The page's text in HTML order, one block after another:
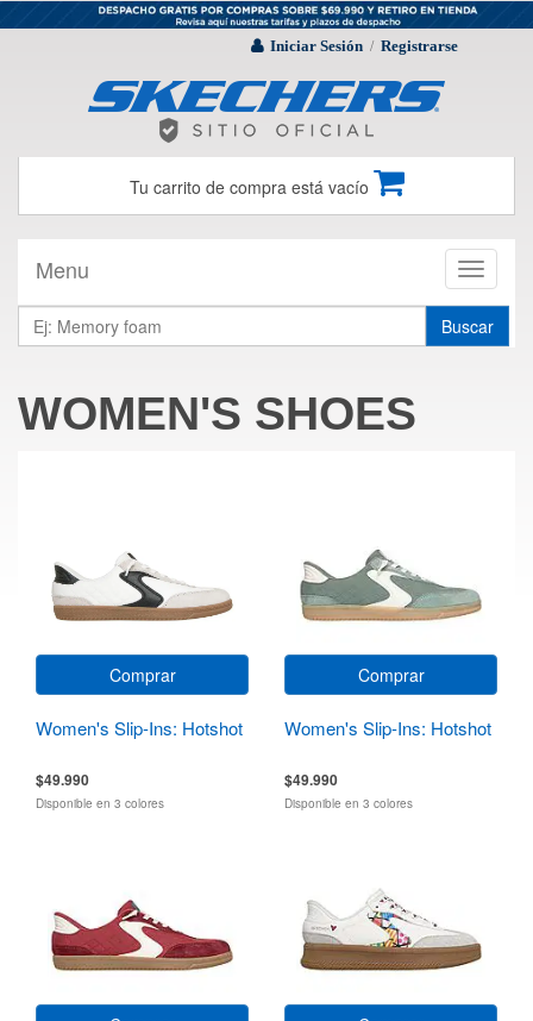
Iniciar Sesión / Registrarse
Tu carrito de compra está vacío
Toggle
Menu
Buscar
WOMEN'S SHOES
Comprar
Women's Slip-Ins: Hotshot
$49.990
Disponible en 3 colores
Comprar
Women's Slip-Ins: Hotshot
$49.990
Disponible en 3 colores